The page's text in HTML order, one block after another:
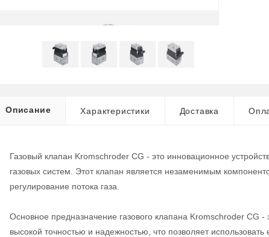
Описание Характеристики Доставка
Газовый клапан Kromschroder CG - это инновационное
газовых систем. Этот клапан является незаменимым
регулирование потока газа.
Основное предназначение газового клапана Kromschroder CG
высокой точностью и надежностью, что позволяет